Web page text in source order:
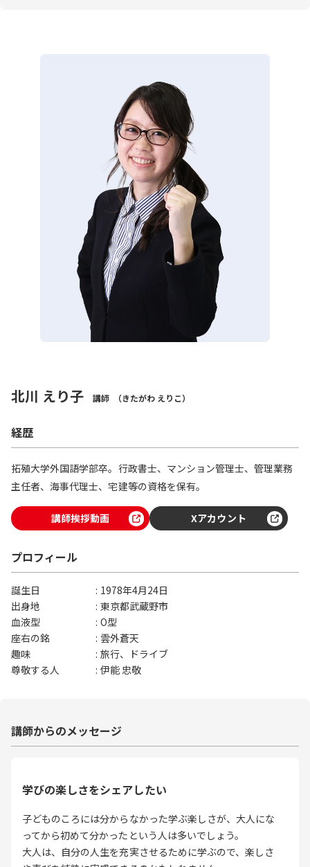
実力が伸びるのは、実は講義の時間ではなく、自主的な学
習をする時間なのです。
そこで、講義では、自習をするときに勉強のとっかかりや
ヒントになるようなエッセンスをお話しできるように心が
北川 えり子 講師 （きたがわ えりこ）
経歴
拓殖大学外国語学部卒。行政書士、マンション管理士、管理業務
主任者、海事代理士、宅建等の資格を保有。
講師挨拶動画 Xアカウント
プロフィール
誕生日
1978年4月24日
出身地
東京都武蔵野市
血液型
O型
座右の銘
雲外蒼天
趣味
旅行、ドライブ
尊敬する人
伊能 忠敬
講師からのメッセージ
学びの楽しさをシェアしたい
子どものころには分からなかった学ぶ楽しさが、大人にな
ってから初めて分かったという人は多いでしょう。
大人は、自分の人生を充実させるために学ぶので、楽しさ